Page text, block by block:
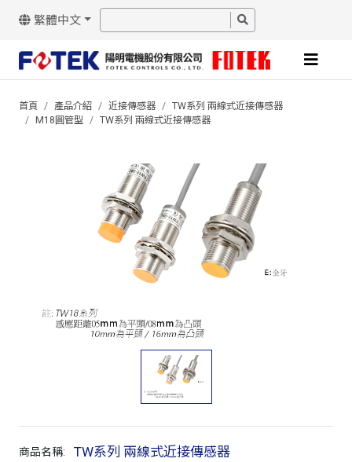
繁體中文
首頁 產品介紹 近接傳感器
TW系列 兩線式近接傳感器
M18圓管型
TW系列 兩線式近接傳感器
商品名稱: TW系列 兩線式近接傳感器